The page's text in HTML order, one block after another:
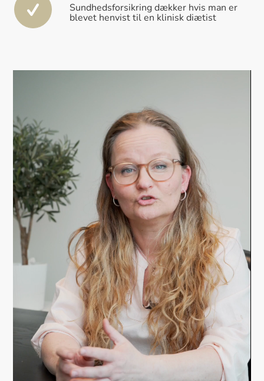
Sundhedsforsikring dækker hvis man er
blevet henvist til en klinisk diætist